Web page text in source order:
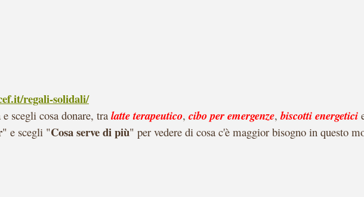
regali-solidali/
scegli cosa donare, tra latte terapeutico, cibo per emergenze, biscotti energetici
" e scegli "Cosa serve di più" per vedere di cosa c'è maggior bisogno in questo